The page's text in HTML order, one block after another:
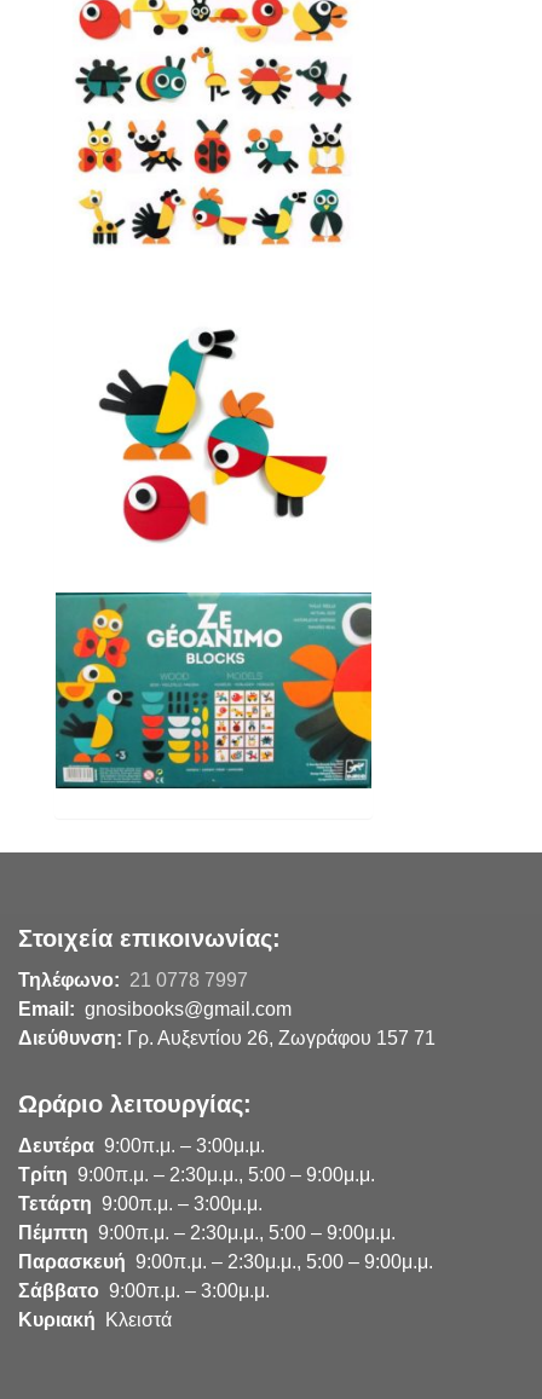
Στοιχεία επικοινωνίας:
Τηλέφωνο: 21 0778 7997
Email: gnosibooks@gmail.com
Διεύθυνση: Γρ. Αυξεντίου 26, Ζωγράφου 157 71
Ωράριο λειτουργίας:
Δευτέρα 9:00π.μ. – 3:00μ.μ.
Τρίτη 9:00π.μ. – 2:30μ.μ., 5:00 – 9:00μ.μ.
Τετάρτη 9:00π.μ. – 3:00μ.μ.
Πέμπτη 9:00π.μ. – 2:30μ.μ., 5:00 – 9:00μ.μ.
Παρασκευή 9:00π.μ. – 2:30μ.μ., 5:00 – 9:00μ.μ.
Σάββατο 9:00π.μ. – 3:00μ.μ.
Κυριακή Κλειστά